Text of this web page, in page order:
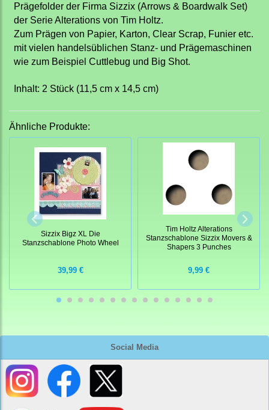
Social Media
Prägefolder der Firma Sizzix (Arrows & Boardwalk Set)
der Serie Alterations von Tim Holtz.
Zum Prägen von Papier, Karton, Clear Scrap, Funier etc.
mit vielen handelsüblichen Stanz- und Prägemaschinen
wie zum Beispiel Cuttlebug und Big Shot.
Inhalt: 2 Stück (11,5 cm x 14,5 cm)
Ähnliche Produkte:
Sizzix Bigz XL Die
Stanzschablone Photo Wheel
39,99 €
Tim Holtz Alterations
Stanzschablone Sizzix Movers &
Shapers 3 Punches
9,99 €